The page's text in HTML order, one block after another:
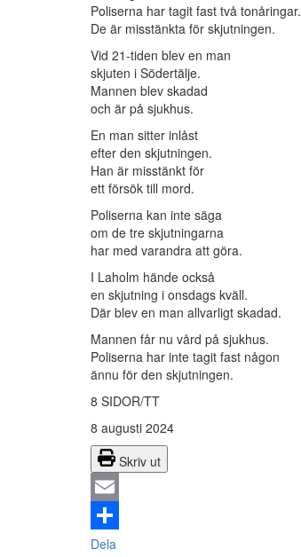
Poliserna har tagit fast två tonåringar.
De är misstänkta för skjutningen.
Vid 21-tiden blev en man
skjuten i Södertälje.
Mannen blev skadad
och är på sjukhus.
En man sitter inlåst
efter den skjutningen.
Han är misstänkt för
ett försök till mord.
Poliserna kan inte säga
om de tre skjutningarna
har med varandra att göra.
I Laholm hände också
en skjutning i onsdags kväll.
Där blev en man allvarligt skadad.
Mannen får nu vård på sjukhus.
Poliserna har inte tagit fast någon
ännu för den skjutningen.
8 SIDOR/TT
8 augusti 2024
Skriv ut
Email
Dela